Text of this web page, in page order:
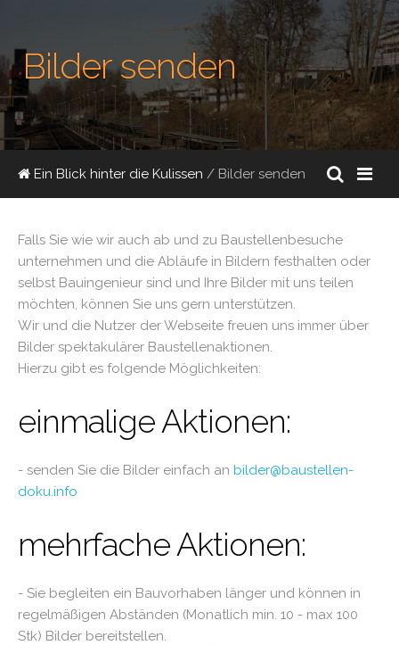
Bilder senden
Ein Blick hinter die Kulissen / Bilder senden
Falls Sie wie wir auch ab und zu Baustellenbesuche
unternehmen und die Abläufe in Bildern festhalten oder
selbst Bauingenieur sind und Ihre Bilder mit uns teilen
möchten, können Sie uns gern unterstützen.
Wir und die Nutzer der Webseite freuen uns immer über
Bilder spektakulärer Baustellenaktionen.
Hierzu gibt es folgende Möglichkeiten:
einmalige Aktionen:
- senden Sie die Bilder einfach an bilder@baustellen-
doku.info
mehrfache Aktionen:
- Sie begleiten ein Bauvorhaben länger und können in
regelmäßigen Abständen (Monatlich min. 10 - max 100
Stk) Bilder bereitstellen.